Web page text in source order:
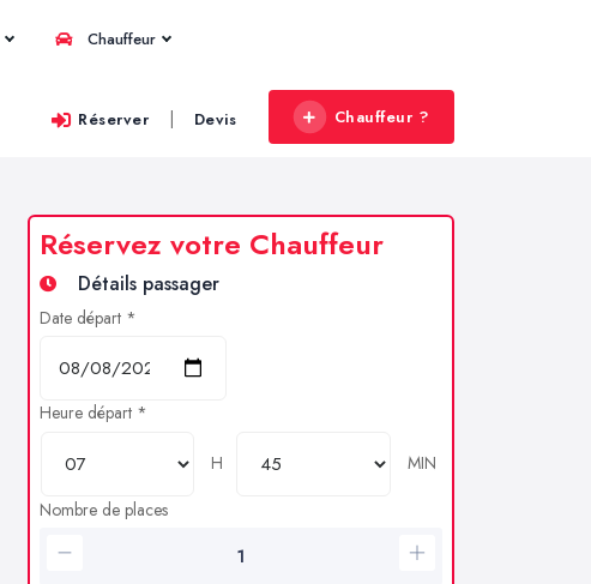
Chauffeur
Réserver | Devis Chauffeur ?
Réservez votre Chauffeur
Détails passager
Date départ *
Heure départ *
H
MIN
Nombre de places